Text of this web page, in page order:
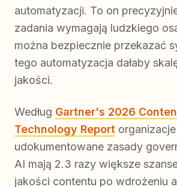
automatyzacji. To on
zadania wymagają ludzkiego
można bezpiecznie przekazać
tego automatyzacja dałaby
jakości.
Według Gartner's 2026
Technology Report
udokumentowane zasady
AI mają 2.3 razy większe
jakości contentu po wdrożeniu